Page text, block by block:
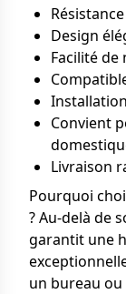
Design
Facilité
Convient
Livraison
Pourquoi
? Au-delà de
garantit une
un bureau ou